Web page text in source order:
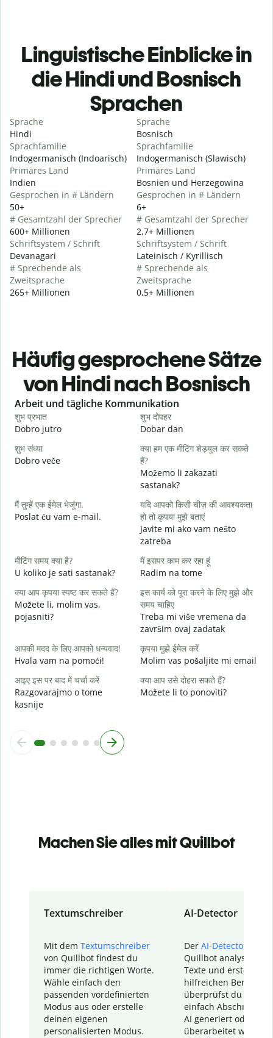
Linguistische Einblicke in
die Hindi und Bosnisch
Sprachen
Sprache
Hindi
Sprachfamilie
Indogermanisch (Indoarisch)
Primäres Land
Indien
Gesprochen in # Ländern
50+
# Gesamtzahl der Sprecher
600+ Millionen
Schriftsystem / Schrift
Devanagari
# Sprechende als
Zweitsprache
265+ Millionen
Sprache
Bosnisch
Sprachfamilie
Indogermanisch (Slawisch)
Primäres Land
Bosnien und Herzegowina
Gesprochen in # Ländern
6+
# Gesamtzahl der Sprecher
2,7+ Millionen
Schriftsystem / Schrift
Lateinisch / Kyrillisch
# Sprechende als
Zweitsprache
0,5+ Millionen
Häufig gesprochene Sätze
von Hindi nach Bosnisch
Slide 1 of 6
Arbeit und tägliche Kommunikation
शुभ प्रभात
Dobro jutro
शुभ दोपहर
Dobar dan
शुभ संध्या
Dobro veče
क्या हम एक मीटिंग शेड्यूल कर सकते
हैं?
Možemo li zakazati
sastanak?
मैं तुम्हें एक ईमेल भेजूंगा.
Poslat ću vam e-mail.
यदि आपको किसी चीज़ की आवश्यकता
हो तो कृपया मुझे बताएं
Javite mi ako vam nešto
zatreba
मीटिंग समय क्या है?
U koliko je sati sastanak?
मैं इसपर काम कर रहा हूं
Radim na tome
क्या आप कृपया स्पष्ट कर सकते हैं?
Možete li, molim vas,
pojasniti?
इस कार्य को पूरा करने के लिए मुझे और
समय चाहिए
Treba mi više vremena da
završim ovaj zadatak
आपकी मदद के लिए आपको धन्यवाद!
Hvala vam na pomoći!
कृपया मुझे ईमेल करें
Molim vas pošaljite mi email
आइए इस पर बाद में चर्चा करें
Razgovarajmo o tome
kasnije
क्या आप उसे दोहरा सकते हैं?
Možete li to ponoviti?
Machen Sie alles mit Quillbot
Textumschreiber
Mit dem Textumschreiber
von Quillbot findest du
immer die richtigen Worte.
Wähle einfach den
passenden vordefinierten
Modus aus oder erstelle
deinen eigenen
personalisierten Modus.
AI-Detector
Der AI-Detector
Quillbot analysiert
Texte und erstellt
hilfreichen Bericht.
überprüfst du
einfach Abschnitte,
AI generiert oder
überarbeitet wurden.